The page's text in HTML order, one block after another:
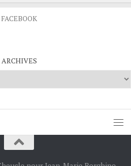
FACEBOOK
ARCHIVES